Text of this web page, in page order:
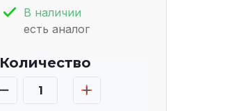
В наличии
есть аналог
Количество